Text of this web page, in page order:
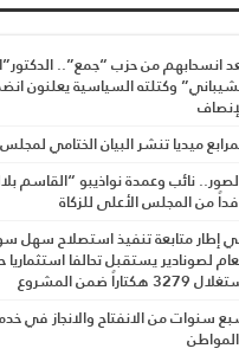
انسحابهم من حزب “جمع”..
وكتلته السياسية يعلنون
ميديا تنشر البيان الختامي لمجلس
نائب وعمدة نواذيبو “القاسم
من المجلس الأعلى للزكاة
إطار متابعة تنفيذ استصلاح سهل
لصونادير يستقبل تحالفا
3279 هكتاراً ضمن المشروع
سنوات من الانفتاح والانجاز في